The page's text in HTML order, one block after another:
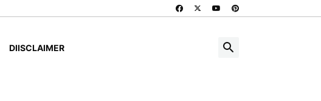
DIISCLAIMER